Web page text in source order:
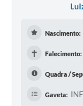
Nascimento:
✝ Falecimento:
Quadra /
Gaveta: INF